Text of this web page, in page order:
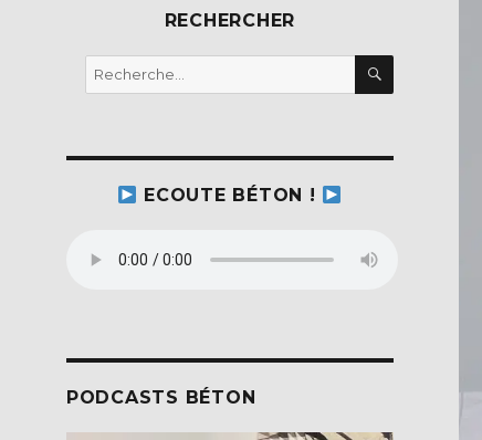
RECHERCHER
Recherche
pour :
ECOUTE BÉTON !
PODCASTS BÉTON